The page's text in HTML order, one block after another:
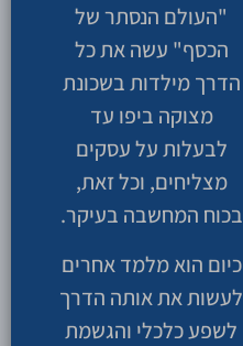
"העולם הנסתר של
הכסף" עשה את כל
הדרך מילדות בשכונת
מצוקה ביפו עד
לבעלות על עסקים
מצליחים, וכל זאת,
בכוח המחשבה בעיקר.
כיום הוא מלמד אחרים
לעשות את אותה הדרך
לשפע כלכלי והגשמת